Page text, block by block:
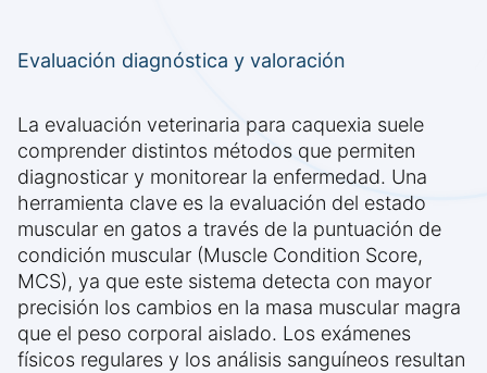
Evaluación diagnóstica y valoración
La evaluación veterinaria para caquexia suele
comprender distintos métodos que permiten
diagnosticar y monitorear la enfermedad. Una
herramienta clave es la evaluación del estado
muscular en gatos a través de la puntuación de
condición muscular (Muscle Condition Score,
MCS), ya que este sistema detecta con mayor
precisión los cambios en la masa muscular magra
que el peso corporal aislado. Los exámenes
físicos regulares y los análisis sanguíneos resultan